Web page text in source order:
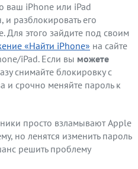
ваш iPhone или iPad
и разблокировать его
Для этого зайдите под своим
«Найти iPhone» на сайте
iPad. Если вы можете
снимайте блокировку с
и срочно меняйте пароль к
просто взламывают Apple
но ленятся изменить пароль
решить проблему